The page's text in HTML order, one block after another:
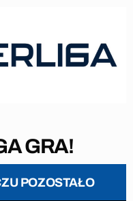
GRA!
POZOSTAŁO